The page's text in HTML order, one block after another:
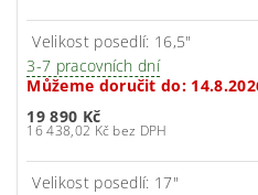
Velikost posedlí: 16,5"
3-7 pracovních dní
Můžeme doručit do:
19 890 Kč
16 438,02 Kč bez DPH
Velikost posedlí: 17"